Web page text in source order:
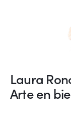
Laura
Arte en